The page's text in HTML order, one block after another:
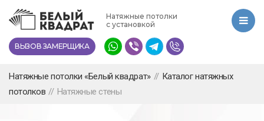
Перейти
основному
содержанию
Натяжные потолки
с установкой
ВЫЗОВ ЗАМЕРЩИКА
Натяжные потолки «Белый квадрат» // Каталог натяжных
потолков // Натяжные стены